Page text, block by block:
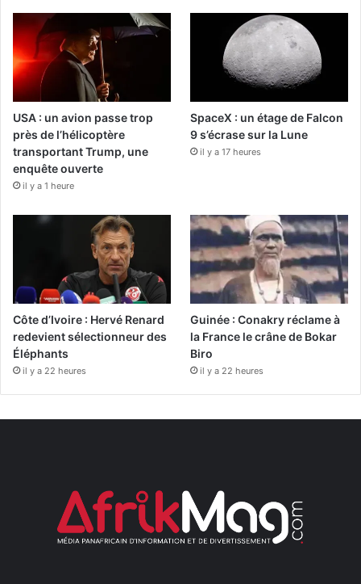
USA : un avion passe trop
près de l’hélicoptère
transportant Trump, une
enquête ouverte
il y a 1 heure
SpaceX : un étage de Falcon
9 s’écrase sur la Lune
il y a 17 heures
Côte d’Ivoire : Hervé Renard
redevient sélectionneur des
Éléphants
il y a 22 heures
Guinée : Conakry réclame à
la France le crâne de Bokar
Biro
il y a 22 heures